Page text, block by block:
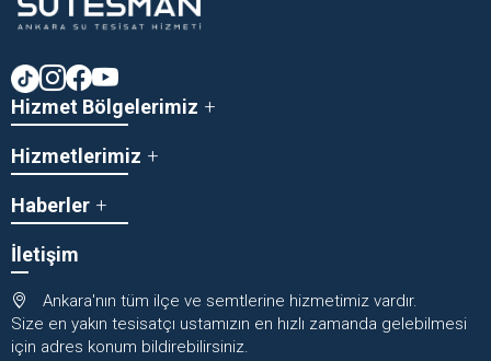
Hizmet Bölgelerimiz
Hizmetlerimiz
Haberler
İletişim
Ankara'nın tüm ilçe ve semtlerine hizmetimiz vardır.
Size en yakın tesisatçı ustamızın en hızlı zamanda gelebilmesi
için adres konum bildirebilirsiniz.